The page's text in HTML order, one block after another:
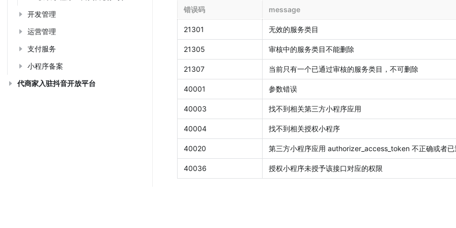
开发管理
运营管理
支付服务
小程序备案
代商家入驻抖音开放平台
错误码 message
21301 无效的服务类目
21305 审核中的服务类目不能删除
21307 当前只有一个已通过审核的服务类目，不可删除
40001 参数错误
40003 找不到相关第三方小程序应用
40004 找不到相关授权小程序
40020 第三方小程序应用 authorizer_access_token 不正确或者已
40036 授权小程序未授予该接口对应的权限